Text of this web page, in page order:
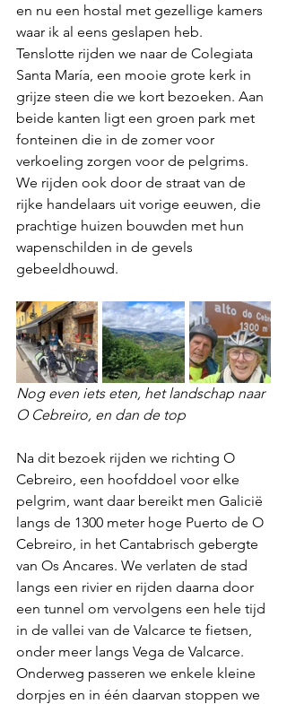
en nu een hostal met gezellige kamers
waar ik al eens geslapen heb.
Tenslotte rijden we naar de Colegiata
Santa María, een mooie grote kerk in
grijze steen die we kort bezoeken. Aan
beide kanten ligt een groen park met
fonteinen die in de zomer voor
verkoeling zorgen voor de pelgrims.
We rijden ook door de straat van de
rijke handelaars uit vorige eeuwen, die
prachtige huizen bouwden met hun
wapenschilden in de gevels
gebeeldhouwd.
Nog even iets eten, het landschap naar
O Cebreiro, en dan de top
Na dit bezoek rijden we richting O
Cebreiro, een hoofddoel voor elke
pelgrim, want daar bereikt men Galicië
langs de 1300 meter hoge Puerto de O
Cebreiro, in het Cantabrisch gebergte
van Os Ancares. We verlaten de stad
langs een rivier en rijden daarna door
een tunnel om vervolgens een hele tijd
in de vallei van de Valcarce te fietsen,
onder meer langs Vega de Valcarce.
Onderweg passeren we enkele kleine
dorpjes en in één daarvan stoppen we